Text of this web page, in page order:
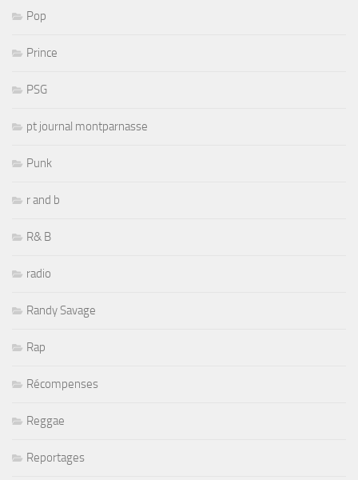
Pop
Prince
PSG
pt journal montparnasse
Punk
r and b
R& B
radio
Randy Savage
Rap
Récompenses
Reggae
Reportages